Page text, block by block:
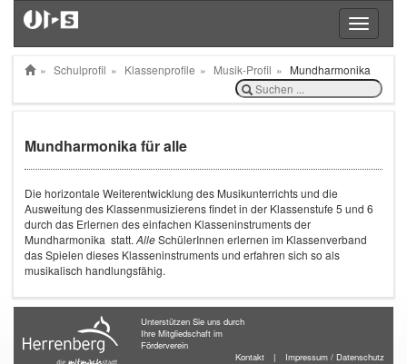
Toggle
Schulprofil
Klassenprofile Musik-Profil Mundharmonika
Mundharmonika für alle
Die horizontale Weiterentwicklung des Musikunterrichts und die
Ausweitung des Klassenmusizierens findet in der Klassenstufe 5 und 6
durch das Erlernen des einfachen Klasseninstruments der
Mundharmonika statt. AlleSchülerInnen erlernen im Klassenverband
das Spielen dieses Klasseninstruments und erfahren sich so als
musikalisch handlungsfähig.
Unterstützen Sie uns durch
Ihre Mitgliedschaft im
Förderverein
Kontakt
| Impressum / Datenschutz